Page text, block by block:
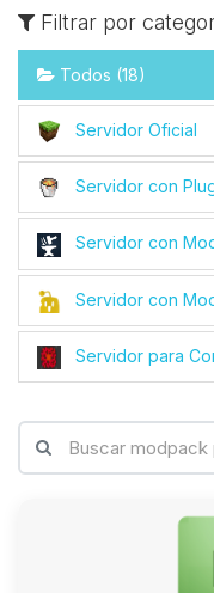
Filtrar por
Todos (18)
Servidor Oficial
Servidor con
Servidor con
Servidor con
Servidor para